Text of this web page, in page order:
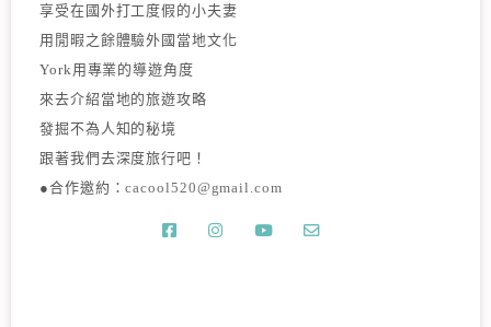
享受在國外打工度假的小夫妻
用閒暇之餘體驗外國當地文化
York用專業的導遊角度
來去介紹當地的旅遊攻略
發掘不為人知的秘境
跟著我們去深度旅行吧！
●合作邀約：cacool520@gmail.com